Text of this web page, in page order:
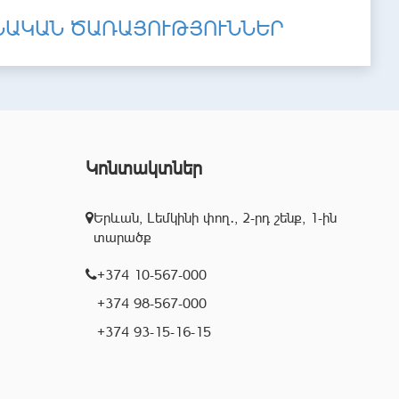
ԾԱՌԱՅՈՒԹՅՈՒՆՆԵՐ
Կոնտակտներ
Երևան, Լեմկինի փող․, 2-րդ շենք, 1-ին
տարածք
+374 10-567-000
+374 98-567-000
+374 93-15-16-15